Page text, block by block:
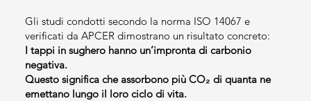
Gli studi condotti secondo la norma ISO 14067 e
verificati da APCER dimostrano un risultato concreto:
I tappi in sughero hanno un’impronta di carbonio
negativa.
Questo significa che assorbono più CO₂ di quanta ne
emettano lungo il loro ciclo di vita.